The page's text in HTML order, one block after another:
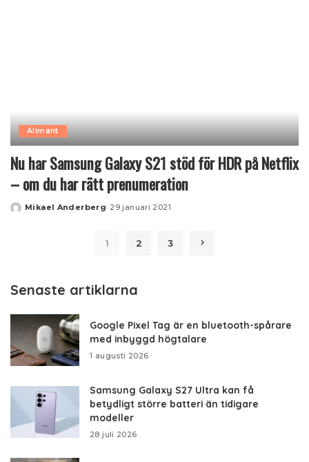
Allmänt
Nu har Samsung Galaxy S21 stöd för HDR på Netflix
– om du har rätt prenumeration
Posted
Mikael Anderberg 29 januari 2021
1 2 3
Senaste artiklarna
Google Pixel Tag är en bluetooth-spårare
med inbyggd högtalare
1 augusti 2026
Samsung Galaxy S27 Ultra kan få
betydligt större batteri än tidigare
modeller
28 juli 2026